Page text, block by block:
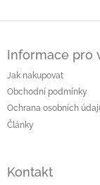
Informace pro
Jak nakupovat
Obchodní podmínky
Ochrana osobních
Články
Kontakt